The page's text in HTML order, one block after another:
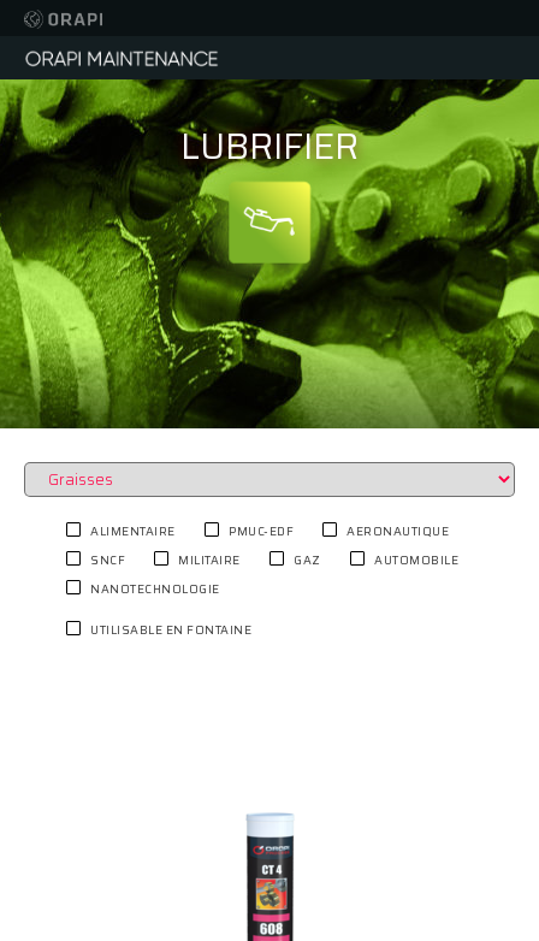
LUBRIFIER
ALIMENTAIRE PMUC-EDF
AERONAUTIQUE
SNCF
MILITAIRE GAZ
AUTOMOBILE
NANOTECHNOLOGIE
UTILISABLE EN FONTAINE